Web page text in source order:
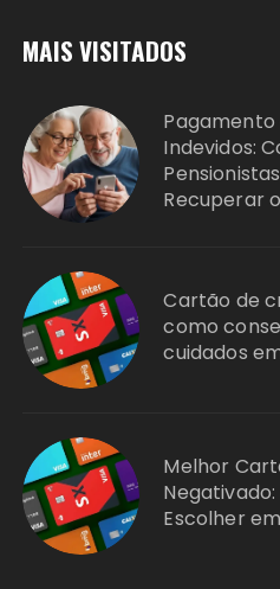
MAIS VISITADOS
Indevidos:
Recuperar
Cartão de
como
cuidados
Melhor
Escolher